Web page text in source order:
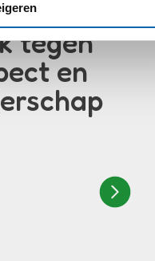
tegen
en